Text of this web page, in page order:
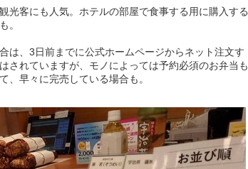
光客にも人気。ホテルの部屋で食事する用に購入する
。
は、3日前までに公式ホームページからネット注文す
されていますが、モノによっては予約必須のお弁当も
、早々に完売している場合も。